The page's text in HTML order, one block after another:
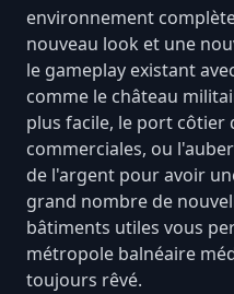
environnement
nouveau look et une
le gameplay existant
comme le château
plus facile, le port côtier
commerciales, ou
de l'argent pour avoir
grand nombre de
bâtiments utiles vous
métropole balnéaire
toujours rêvé.